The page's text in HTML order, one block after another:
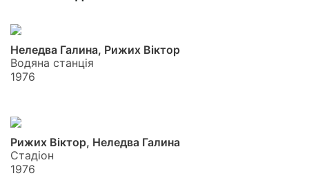
Неледва Галина, Рижих Віктор
Водяна станція
1976
Рижих Віктор, Неледва Галина
Стадіон
1976